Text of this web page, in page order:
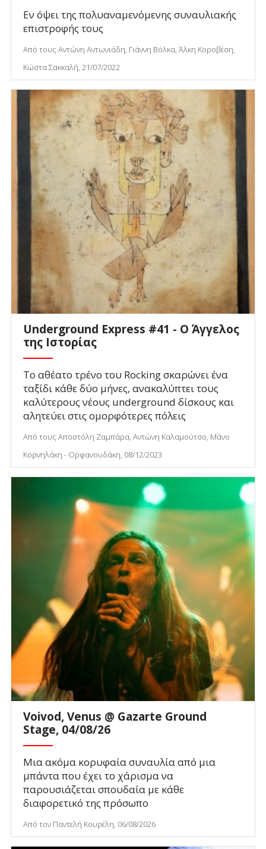
Εν όψει της πολυαναμενόμενης συναυλιακής
επιστροφής τους
Από τους Αντώνη Αντωνιάδη, Γιάννη Βόλκα, Άλκη Κοροβέση,
Κώστα Σακκαλή, 21/07/2022
Underground Express #41 - Ο Άγγελος
της Ιστορίας
Το αθέατο τρένο του Rocking σκαρώνει ένα
ταξίδι κάθε δύο μήνες, ανακαλύπτει τους
καλύτερους νέους underground δίσκους και
αλητεύει στις ομορφότερες πόλεις
Από τους Αποστόλη Ζαμπάρα, Αντώνη Καλαμούτσο, Μάνο
Κορνηλάκη - Ορφανουδάκη, 08/12/2023
Voivod, Venus @ Gazarte Ground
Stage, 04/08/26
Μια ακόμα κορυφαία συναυλία από μια
μπάντα που έχει το χάρισμα να
παρουσιάζεται σπουδαία με κάθε
διαφορετικό της πρόσωπο
Από τον Παντελή Κουρέλη, 06/08/2026